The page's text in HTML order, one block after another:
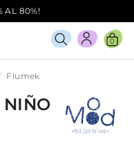
AL 80%!
0
Flumek
NIÑO